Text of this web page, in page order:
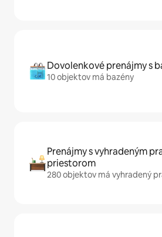
Dovolenkové prenájmy s
10 objektov má bazény
Prenájmy s vyhradeným
priestorom
280 objektov má vyhradený